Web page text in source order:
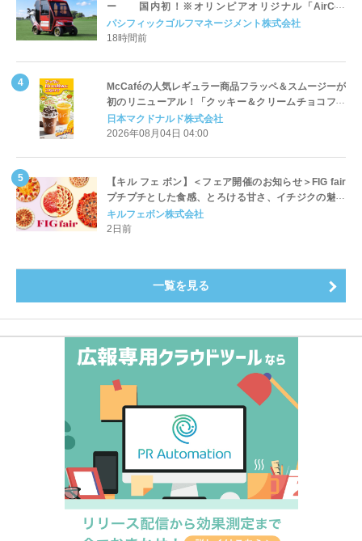
ー 国内初！※オリンピアオリジナル「AirCon
Cart（エアコンカート）」導入 | ＰＧＭ
パシフィックゴルフマネージメント株式会社
18時間前
McCaféの人気レギュラー商品フラッペ＆スムージーが
初のリニューアル！「クッキー＆クリームチョコフラ
ッペ」「マンゴースムージー」8月5日（水）から販売
開始
日本マクドナルド株式会社
2026年08月04日 04:00
【キル フェ ボン】＜フェア開催のお知らせ＞FIG fair
プチプチとした食感、とろける甘さ、イチジクの魅力
をたっぷりと。新作を含め、イチジク尽くしの全4種が
登場8月20日（木）スタート
キルフェボン株式会社
2日前
一覧を見る